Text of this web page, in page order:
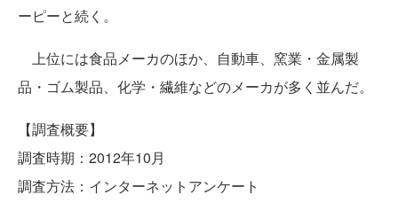
ーピーと続く。
上位には食品メーカのほか、自動車、窯業・金属製
品・ゴム製品、化学・繊維などのメーカが多く並んだ。
【調査概要】
調査時期：2012年10月
調査方法：インターネットアンケート